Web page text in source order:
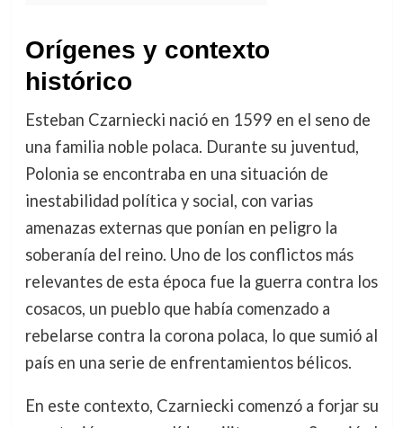
Orígenes y contexto
histórico
Esteban Czarniecki nació en 1599 en el seno de
una familia noble polaca. Durante su juventud,
Polonia se encontraba en una situación de
inestabilidad política y social, con varias
amenazas externas que ponían en peligro la
soberanía del reino. Uno de los conflictos más
relevantes de esta época fue la guerra contra los
cosacos, un pueblo que había comenzado a
rebelarse contra la corona polaca, lo que sumió al
país en una serie de enfrentamientos bélicos.
En este contexto, Czarniecki comenzó a forjar su